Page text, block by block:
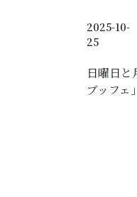
2025-10-
25
日曜日
ブッフェ」